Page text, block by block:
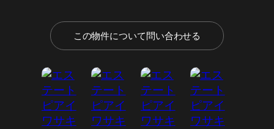
この物件について問い合わせる